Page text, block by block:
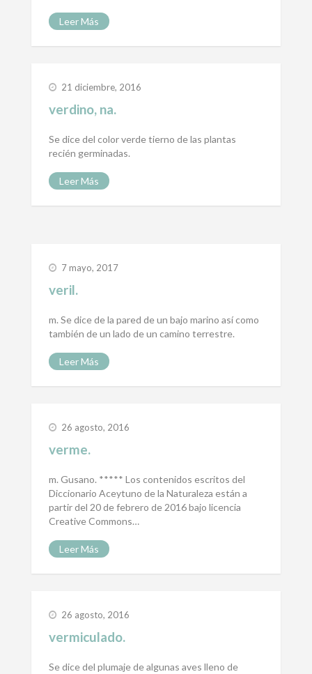
Leer Más
21 diciembre, 2016
verdino, na.
Se dice del color verde tierno de las plantas
recién germinadas.
Leer Más
7 mayo, 2017
veril.
m. Se dice de la pared de un bajo marino así como
también de un lado de un camino terrestre.
Leer Más
26 agosto, 2016
verme.
m. Gusano. ***** Los contenidos escritos del
Diccionario Aceytuno de la Naturaleza están a
partir del 20 de febrero de 2016 bajo licencia
Creative Commons…
Leer Más
26 agosto, 2016
vermiculado.
Se dice del plumaje de algunas aves lleno de